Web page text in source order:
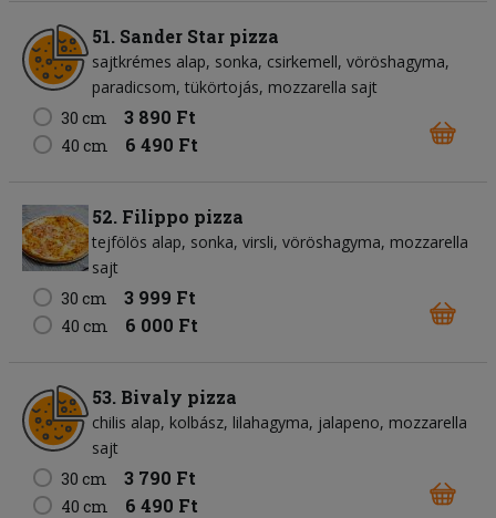
51. Sander Star pizza
sajtkrémes alap sonka csirkemell vöröshagyma
paradicsom tükörtojás mozzarella sajt
30 cm
3 890 Ft
40 cm 6 490 Ft
52. Filippo pizza
tejfölös alap sonka virsli vöröshagyma mozzarella
sajt
30 cm
3 999 Ft
40 cm 6 000 Ft
53. Bivaly pizza
chilis alap kolbász lilahagyma jalapeno mozzarella
sajt
30 cm
3 790 Ft
40 cm 6 490 Ft